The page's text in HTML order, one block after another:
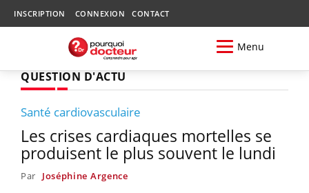
INSCRIPTION CONNEXION CONTACT
Menu
QUESTION D'ACTU
Santé cardiovasculaire
Les crises cardiaques mortelles se
produisent le plus souvent le lundi
Par Joséphine Argence